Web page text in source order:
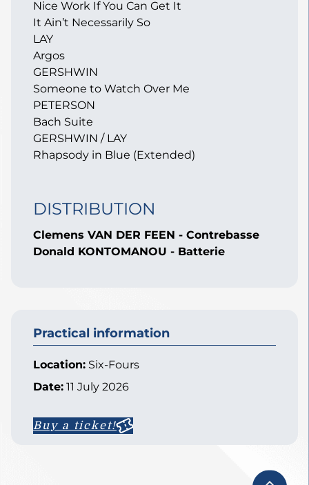
Nice Work If You Can Get It
It Ain’t Necessarily So
LAY
Argos
GERSHWIN
Someone to Watch Over Me
PETERSON
Bach Suite
GERSHWIN / LAY
Rhapsody in Blue (Extended)
DISTRIBUTION
Clemens VAN DER FEEN - Contrebasse
Donald KONTOMANOU - Batterie
Practical information
Location: Six-Fours
Date: 11 July 2026
Buy a ticket!